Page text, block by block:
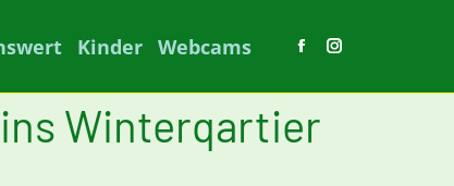
Kinder Webcams
Facebook
opens
in
Instagram
Winterqartier